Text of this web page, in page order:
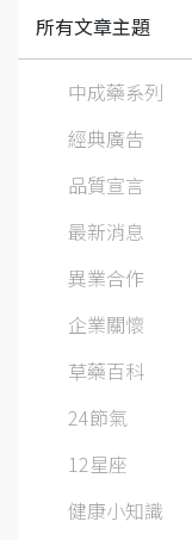
所有文章主題
中成藥系列
經典廣告
品質宣言
最新消息
異業合作
企業關懷
草藥百科
24節氣
12星座
健康小知識